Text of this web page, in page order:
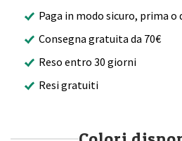
Paga in modo sicuro, prima
Consegna gratuita da 70€
Reso entro 30 giorni
Resi gratuiti